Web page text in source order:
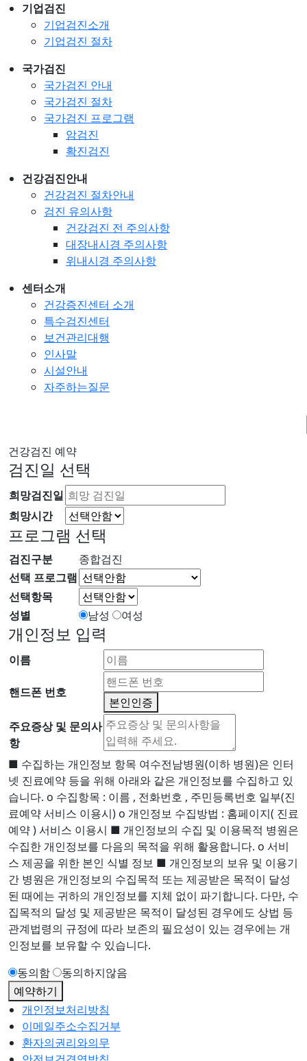
기업검진
기업검진소개
기업검진 절차
국가검진
국가검진 안내
국가검진 절차
국가검진 프로그램
암검진
확진검진
건강검진안내
건강검진 절차안내
검진 유의사항
건강검진 전 주의사항
대장내시경 주의사항
위내시경 주의사항
센터소개
건강증진센터 소개
특수검진센터
보건관리대행
인사말
시설안내
자주하는질문
건강검진 예약
검진일 선택
희망검진일
희망시간
프로그램 선택
검진구분
종합검진
선택 프로그램
선택항목
성별
남성 여성
개인정보 입력
이름
핸드폰 번호
본인인증
주요증상 및 문의사
항
■ 수집하는 개인정보 항목 여수전남병원(이하 병원)은 인터
넷 진료예약 등을 위해 아래와 같은 개인정보를 수집하고 있
습니다. ο 수집항목 : 이름 , 전화번호 , 주민등록번호 일부(진
료예약 서비스 이용시) ο 개인정보 수집방법 : 홈페이지( 진료
예약 ) 서비스 이용시 ■ 개인정보의 수집 및 이용목적 병원은
수집한 개인정보를 다음의 목적을 위해 활용합니다. ο 서비
스 제공을 위한 본인 식별 정보 ■ 개인정보의 보유 및 이용기
간 병원은 개인정보의 수집목적 또는 제공받은 목적이 달성
된 때에는 귀하의 개인정보를 지체 없이 파기합니다. 다만, 수
집목적의 달성 및 제공받은 목적이 달성된 경우에도 상법 등
관계법령의 규정에 따라 보존의 필요성이 있는 경우에는 개
인정보를 보유할 수 있습니다.
동의함
동의하지않음
예약하기
개인정보처리방침
이메일주소수집거부
환자의권리와의무